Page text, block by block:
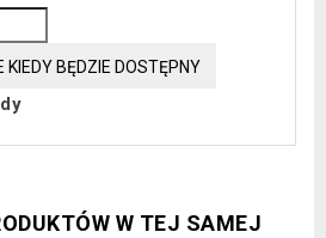
KIEDY BĘDZIE DOSTĘPNY
W TEJ SAMEJ